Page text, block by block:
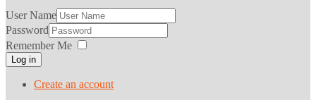
User Name
Password
Remember Me
Log in
Create an account